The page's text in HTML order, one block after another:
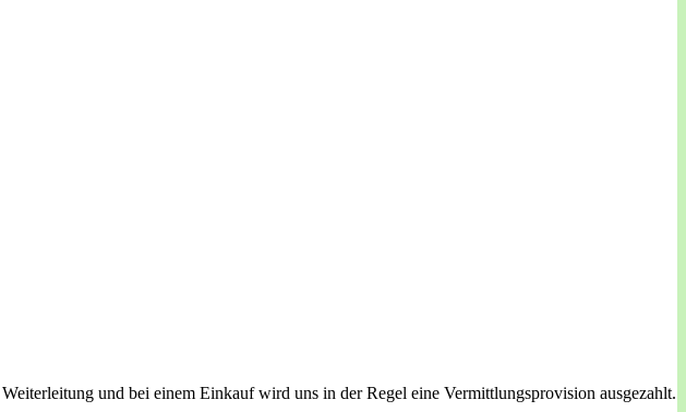
und bei einem Einkauf wird uns in der Regel eine Vermittlungsprovision ausgezahlt.